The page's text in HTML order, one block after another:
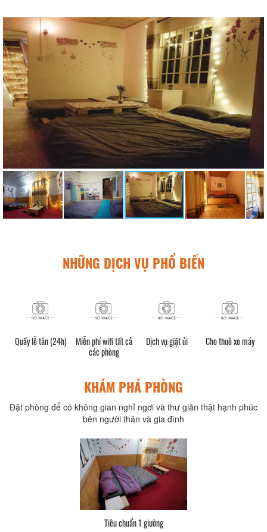
NHỮNG DỊCH VỤ PHỔ BIẾN
Quầy lễ tân (24h)
Miễn phí wifi tất cả
các phòng
Dịch vụ giặt ủi Cho thuê xe máy
KHÁM PHÁ PHÒNG
Đặt phòng để có không gian nghỉ ngơi và thư giãn thật hạnh phúc
bên người thân và gia đình
Tiêu chuẩn 1 giường